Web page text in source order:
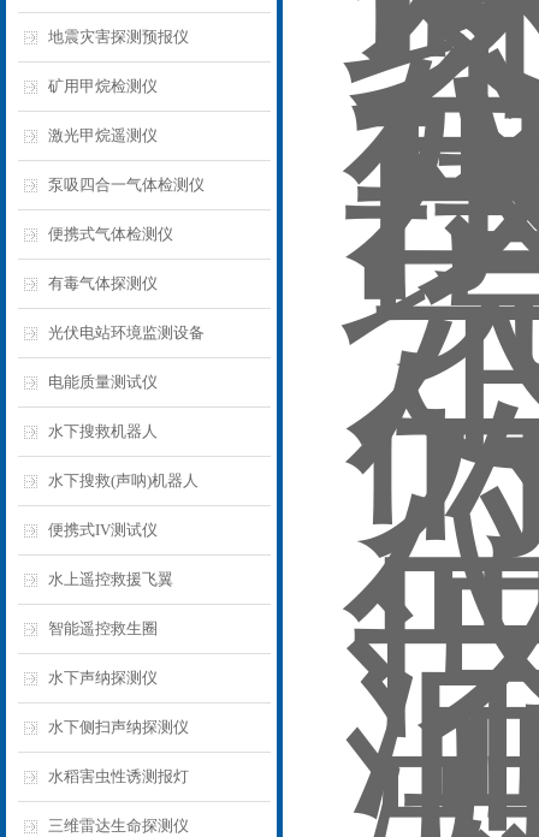
地震灾害探测预报仪
矿用甲烷检测仪
激光甲烷遥测仪
泵吸四合一气体检测仪
便携式气体检测仪
有毒气体探测仪
光伏电站环境监测设备
电能质量测试仪
水下搜救机器人
水下搜救(声呐)机器人
便携式IV测试仪
水上遥控救援飞翼
智能遥控救生圈
水下声纳探测仪
水下侧扫声纳探测仪
水稻害虫性诱测报灯
三维雷达生命探测仪